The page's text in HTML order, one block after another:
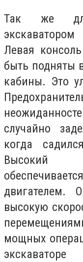
Так же
Левая
быть подняты
кабины. Это
случайно
когда
Высокий
двигателем.
высокую
мощных